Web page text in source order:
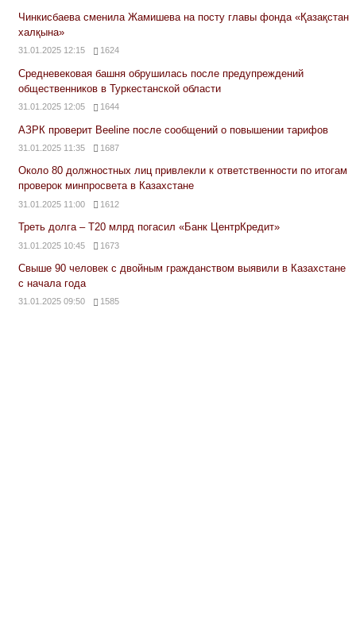
Чинкисбаева сменила Жамишева на посту главы фонда «Қазақстан
халқына»
31.01.2025 12:15 1624
Средневековая башня обрушилась после предупреждений
общественников в Туркестанской области
31.01.2025 12:05 1644
АЗРК проверит Beeline после сообщений о повышении тарифов
31.01.2025 11:35 1687
Около 80 должностных лиц привлекли к ответственности по итогам
проверок минпросвета в Казахстане
31.01.2025 11:00 1612
Треть долга – Т20 млрд погасил «Банк ЦентрКредит»
31.01.2025 10:45 1673
Свыше 90 человек с двойным гражданством выявили в Казахстане
с начала года
31.01.2025 09:50 1585